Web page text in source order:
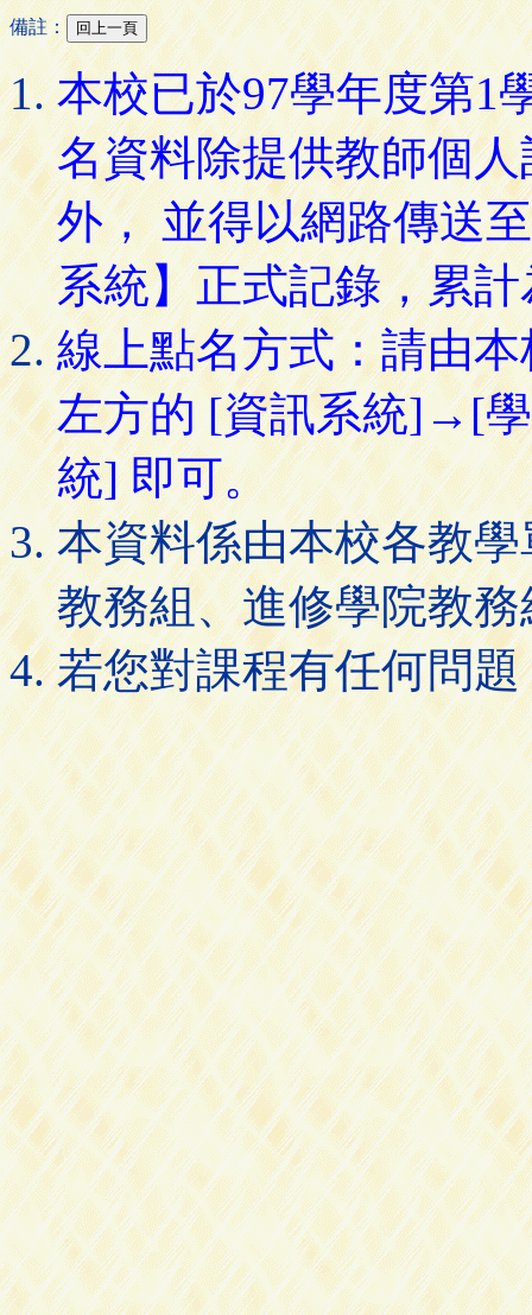
備註：
本校已於97學年度第1
名資料除提供教師個
外， 並得以網路傳送
系統】正式記錄，累
線上點名方式：請由
左方的 [資訊系統]→[
統] 即可。
本資料係由本校各教
教務組、進修學院教
若您對課程有任何問